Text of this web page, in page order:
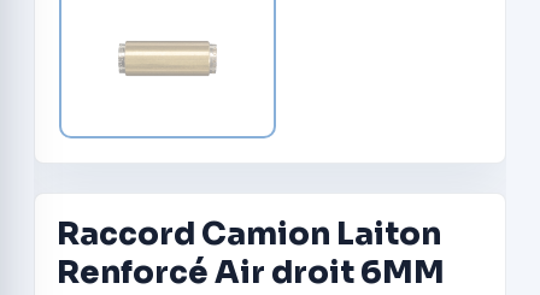
Raccord Camion Laiton
Renforcé Air droit 6MM